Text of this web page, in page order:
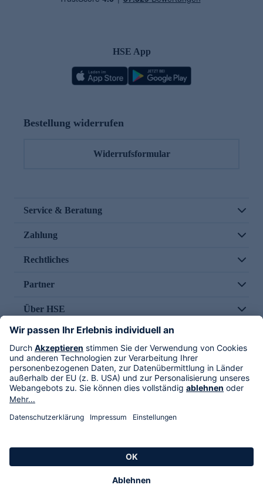
HSE App
Bestellung widerrufen
Widerrufsformular
Service & Beratung
Zahlung
Rechtliches
Partner
Über HSE
Im TV
HSE International